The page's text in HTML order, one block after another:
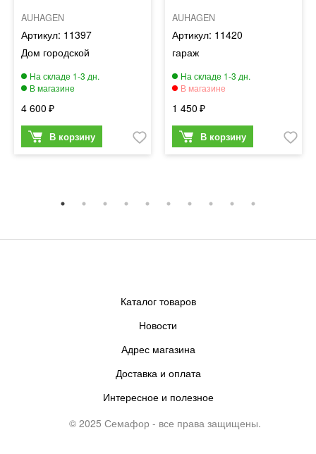
AUHAGEN
11397
Дом городской
4 600
AUHAGEN
11420
гараж
1 450
Каталог товаров
Новости
Адрес магазина
Доставка и оплата
Интересное и полезное
© 2025 Семафор - все права защищены.